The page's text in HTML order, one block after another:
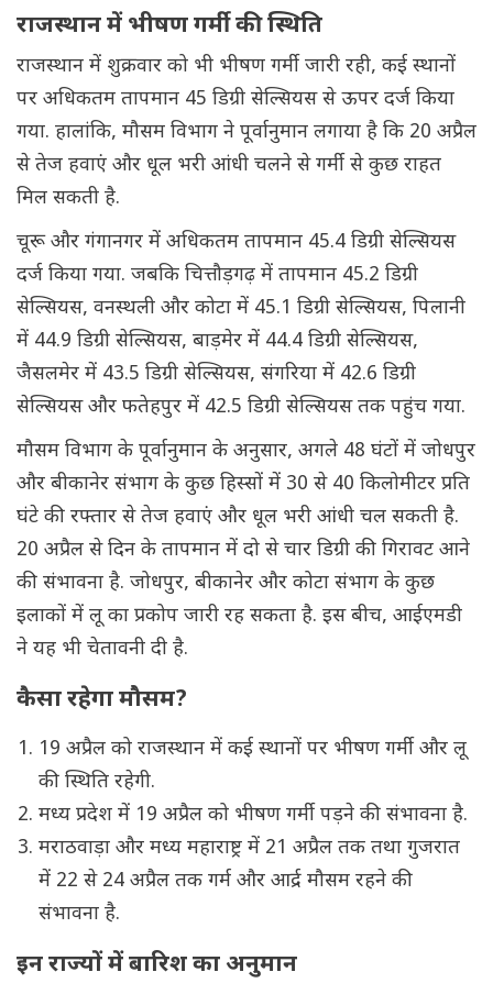
राजस्थान में भीषण गर्मी की स्थिति
राजस्थान में शुक्रवार को भी भीषण गर्मी जारी रही, कई स्थानों
पर अधिकतम तापमान 45 डिग्री सेल्सियस से ऊपर दर्ज किया
गया. हालांकि, मौसम विभाग ने पूर्वानुमान लगाया है कि 20 अप्रैल
से तेज हवाएं और धूल भरी आंधी चलने से गर्मी से कुछ राहत
मिल सकती है.
चूरू और गंगानगर में अधिकतम तापमान 45.4 डिग्री सेल्सियस
दर्ज किया गया. जबकि चित्तौड़गढ़ में तापमान 45.2 डिग्री
सेल्सियस, वनस्थली और कोटा में 45.1 डिग्री सेल्सियस, पिलानी
में 44.9 डिग्री सेल्सियस, बाड़मेर में 44.4 डिग्री सेल्सियस,
जैसलमेर में 43.5 डिग्री सेल्सियस, संगरिया में 42.6 डिग्री
सेल्सियस और फतेहपुर में 42.5 डिग्री सेल्सियस तक पहुंच गया.
मौसम विभाग के पूर्वानुमान के अनुसार, अगले 48 घंटों में जोधपुर
और बीकानेर संभाग के कुछ हिस्सों में 30 से 40 किलोमीटर प्रति
घंटे की रफ्तार से तेज हवाएं और धूल भरी आंधी चल सकती है.
20 अप्रैल से दिन के तापमान में दो से चार डिग्री की गिरावट आने
की संभावना है. जोधपुर, बीकानेर और कोटा संभाग के कुछ
इलाकों में लू का प्रकोप जारी रह सकता है. इस बीच, आईएमडी
ने यह भी चेतावनी दी है.
कैसा रहेगा मौसम?
19 अप्रैल को राजस्थान में कई स्थानों पर भीषण गर्मी और लू
की स्थिति रहेगी.
मध्य प्रदेश में 19 अप्रैल को भीषण गर्मी पड़ने की संभावना है.
मराठवाड़ा और मध्य महाराष्ट्र में 21 अप्रैल तक तथा गुजरात
में 22 से 24 अप्रैल तक गर्म और आर्द्र मौसम रहने की
संभावना है.
इन राज्यों में बारिश का अनुमान